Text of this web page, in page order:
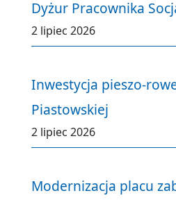
Dyżur Pracownika
2 lipiec 2026
Inwestycja pieszo-
Piastowskiej
2 lipiec 2026
Modernizacja placu